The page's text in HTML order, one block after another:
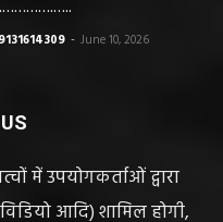
जान से खिलवाड़ एक्सपायरी